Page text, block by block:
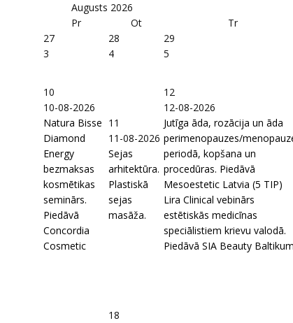
Augusts 2026
Pr
Ot
Tr
27
28
29
3
4 5
10
10-08-2026
Natura Bisse
Diamond
Energy
bezmaksas
kosmētikas
seminārs.
Piedāvā
Concordia
Cosmetic
11
11-08-2026
Sejas
arhitektūra.
Plastiskā
sejas
masāža.
12
12-08-2026
Jutīga āda, rozācija un āda
perimenopauzes/
periodā, kopšana un
procedūras. Piedāvā
Mesoestetic Latvia (5 TIP)
Lira Clinical vebinārs
estētiskās medicīnas
speciālistiem krievu valodā.
Piedāvā SIA Beauty
18